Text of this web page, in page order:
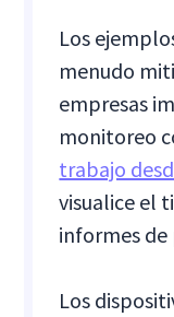
Los
menudo
empresas
monitoreo
trabajo
visualice el
informes
Los